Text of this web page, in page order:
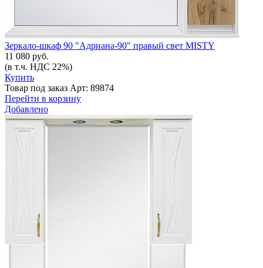
Зеркало-шкаф 90 "Адриана-90" правый свет MISTY
11 080 руб.
(в т.ч. НДС 22%)
Купить
Товар под заказ Арт: 89874
Перейти в корзину
Добавлено